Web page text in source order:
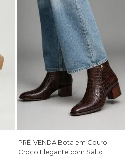
PRÉ-VENDA Bota em Couro
Croco Elegante com Salto